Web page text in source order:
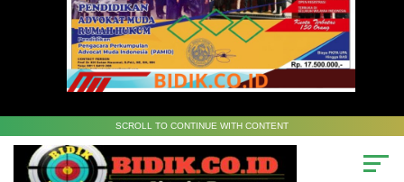
SCROLL TO CONTINUE WITH CONTENT